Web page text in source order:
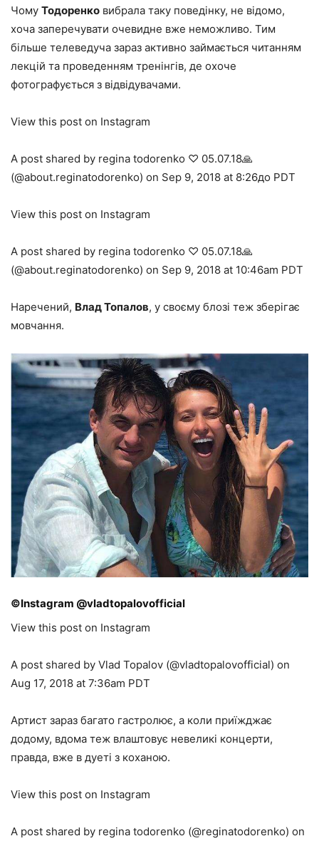
Чому Тодоренко вибрала таку поведінку, не відомо,
хоча заперечувати очевидне вже неможливо. Тим
більше телеведуча зараз активно займається читанням
лекцій та проведенням тренінгів, де охоче
фотографується з відвідувачами.
View this post on Instagram
A post shared by regina todorenko ♡ 05.07.18🙏
(@about.reginatodorenko) on Sep 9, 2018 at 8:26до PDT
View this post on Instagram
A post shared by regina todorenko ♡ 05.07.18🙏
(@about.reginatodorenko) on Sep 9, 2018 at 10:46am PDT
Наречений, Влад Топалов, у своєму блозі теж зберігає
мовчання.
©Instagram @vladtopalovofficial
View this post on Instagram
A post shared by Vlad Topalov (@vladtopalovofficial) on
Aug 17, 2018 at 7:36am PDT
Артист зараз багато гастролює, а коли приїжджає
додому, вдома теж влаштовує невеликі концерти,
правда, вже в дуеті з коханою.
View this post on Instagram
A post shared by regina todorenko (@reginatodorenko) on